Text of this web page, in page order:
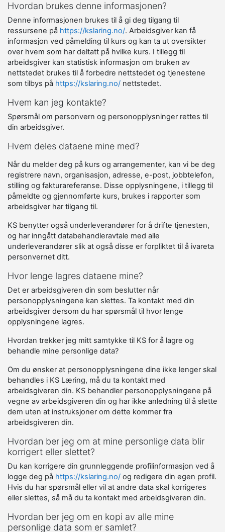
Hvordan brukes denne informasjonen?
Denne informasjonen brukes til å gi deg tilgang til
ressursene på https://kslaring.no/. Arbeidsgiver kan få
informasjon ved påmelding til kurs og kan ta ut oversikter
over hvem som har deltatt på hvilke kurs. I tillegg til
arbeidsgiver kan statistisk informasjon om bruken av
nettstedet brukes til å forbedre nettstedet og tjenestene
som tilbys på https://kslaring.no/ nettstedet.
Hvem kan jeg kontakte?
Spørsmål om personvern og personopplysninger rettes til
din arbeidsgiver.
Hvem deles dataene mine med?
Når du melder deg på kurs og arrangementer, kan vi be deg
registrere navn, organisasjon, adresse, e-post, jobbtelefon,
stilling og fakturareferanse. Disse opplysningene, i tillegg til
påmeldte og gjennomførte kurs, brukes i rapporter som
arbeidsgiver har tilgang til.
KS benytter også underleverandører for å drifte tjenesten,
og har inngått databehandleravtale med alle
underleverandører slik at også disse er forpliktet til å ivareta
personvernet ditt.
Hvor lenge lagres dataene mine?
Det er arbeidsgiveren din som beslutter når
personopplysningene kan slettes. Ta kontakt med din
arbeidsgiver dersom du har spørsmål til hvor lenge
opplysningene lagres.
Hvordan trekker jeg mitt samtykke til KS for å lagre og
behandle mine personlige data?
Om du ønsker at personopplysningene dine ikke lenger skal
behandles i KS Læring, må du ta kontakt med
arbeidsgiveren din. KS behandler personopplysningene på
vegne av arbeidsgiveren din og har ikke anledning til å slette
dem uten at instruksjoner om dette kommer fra
arbeidsgiveren din.
Hvordan ber jeg om at mine personlige data blir
korrigert eller slettet?
Du kan korrigere din grunnleggende profilinformasjon ved å
logge deg på https://kslaring.no/ og redigere din egen profil.
Hvis du har spørsmål eller vil at andre data skal korrigeres
eller slettes, så må du ta kontakt med arbeidsgiveren din.
Hvordan ber jeg om en kopi av alle mine
personlige data som er samlet?